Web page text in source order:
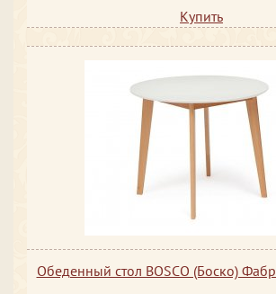
Купить
Обеденный стол BOSCO (Боско)